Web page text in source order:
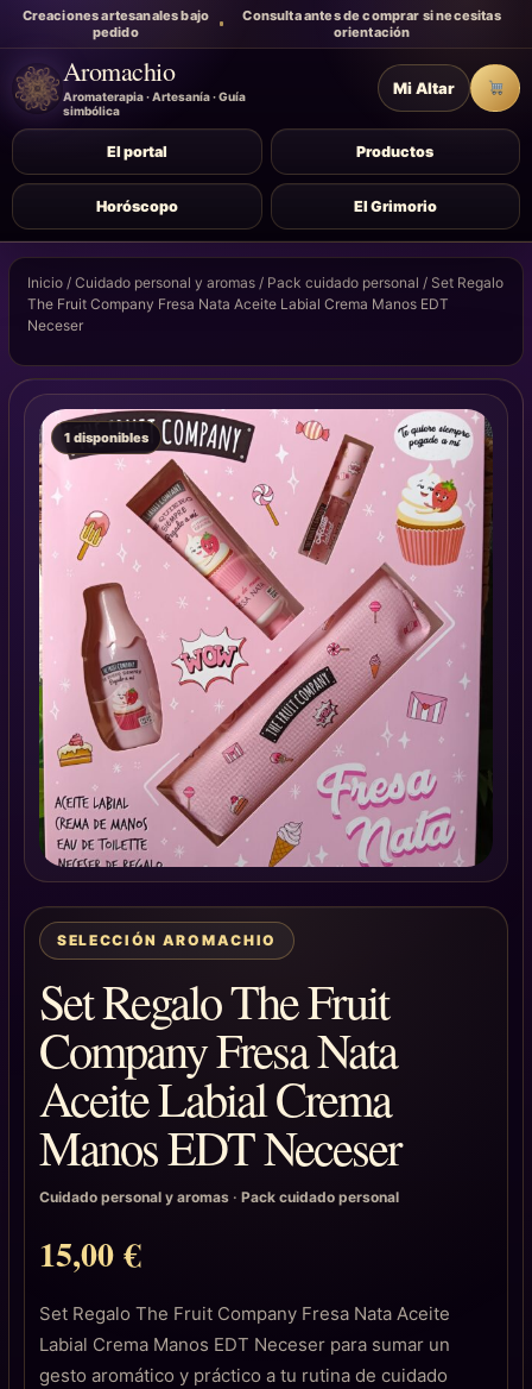
Creaciones artesanales bajo
pedido
Consulta antes de comprar si necesitas
orientación
Aromachio
Aromaterapia · Artesanía · Guía
simbólica
El portal Productos
Horóscopo El Grimorio
Mi Altar
Inicio / Cuidado personal y aromas / Pack cuidado personal / Set Regalo
The Fruit Company Fresa Nata Aceite Labial Crema Manos EDT
Neceser
1 disponibles
SELECCIÓN AROMACHIO
Set Regalo The Fruit
Company Fresa Nata
Aceite Labial Crema
Manos EDT Neceser
Cuidado personal y aromas · Pack cuidado personal
15,00€
Set Regalo The Fruit Company Fresa Nata Aceite
Labial Crema Manos EDT Neceser para sumar un
gesto aromático y práctico a tu rutina de cuidado